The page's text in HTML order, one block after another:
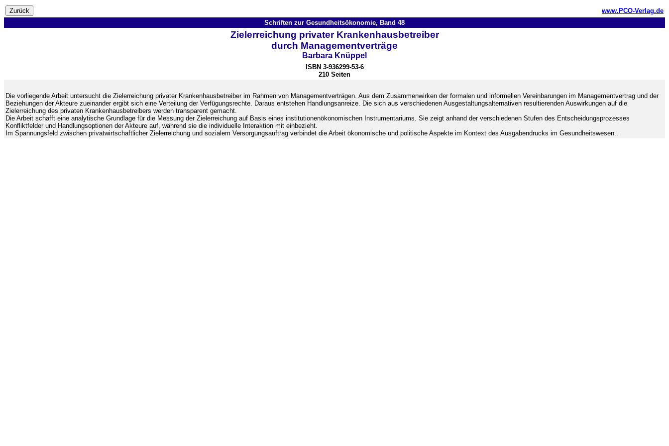
www.PCO-Verlag.de
Schriften zur Gesundheitsökonomie, Band 48
Zielerreichung privater Krankenhausbetreiber
durch Managementverträge
Barbara Knüppel
ISBN 3-936299-53-6
210 Seiten
Die vorliegende Arbeit untersucht die Zielerreichung privater Krankenhausbetreiber im Rahmen von Managementverträgen. Aus dem Zusammenwirken der formalen und informellen Vereinbarungen im Managementvertrag und der
Beziehungen der Akteure zueinander ergibt sich eine Verteilung der Verfügungsrechte. Daraus entstehen Handlungsanreize. Die sich aus verschiedenen Ausgestaltungsalternativen resultierenden Auswirkungen auf die
Zielerreichung des privaten Krankenhausbetreibers werden transparent gemacht.
Die Arbeit schafft eine analytische Grundlage für die Messung der Zielerreichung auf Basis eines institutionenökonomischen Instrumentariums. Sie zeigt anhand der verschiedenen Stufen des Entscheidungsprozesses
Konfliktfelder und Handlungsoptionen der Akteure auf, während sie die individuelle Interaktion mit einbezieht.
Im Spannungsfeld zwischen privatwirtschaftlicher Zielerreichung und sozialem Versorgungsauftrag verbindet die Arbeit ökonomische und politische Aspekte im Kontext des Ausgabendrucks im Gesundheitswesen..